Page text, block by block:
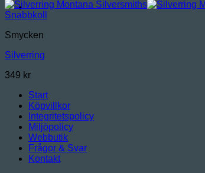
Snabbkoll
Smycken
Silverring
349 kr
Start
Köpvillkor
Integritetspolicy
Miljöpolicy
Webbutik
Frågor & Svar
Kontakt